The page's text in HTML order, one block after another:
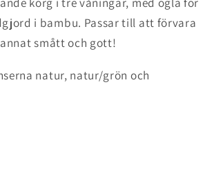
i bambu. Passar till att förvara
smått och gott!
natur, natur/grön och